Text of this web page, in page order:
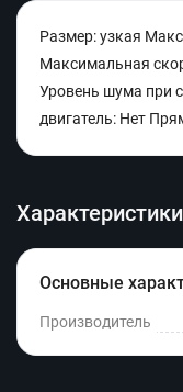
Размер: узкая
Максимальная
Уровень шума при
двигатель: Нет
Характеристики
Основные
Производитель